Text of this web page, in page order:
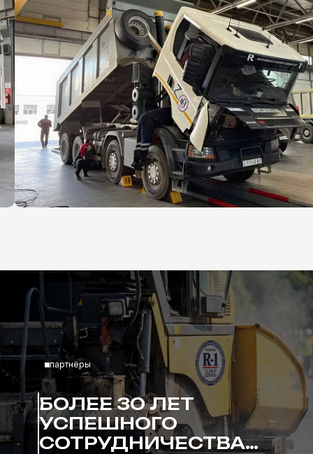
для ремонта автотранспортных средств
составляет1 800 м², что позволяет
эффективно организовать обслуживание и
ремонт большого парка техники.
партнёры
БОЛЕЕ 30 ЛЕТ
УСПЕШНОГО
СОТРУДНИЧЕСТВА…